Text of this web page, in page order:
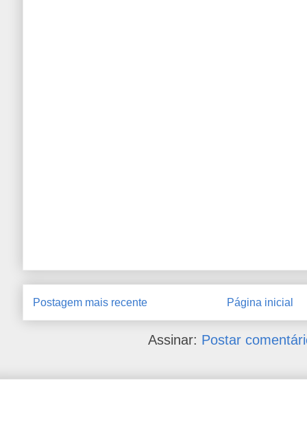
Postagem mais recente Página inicial
Assinar: Postar